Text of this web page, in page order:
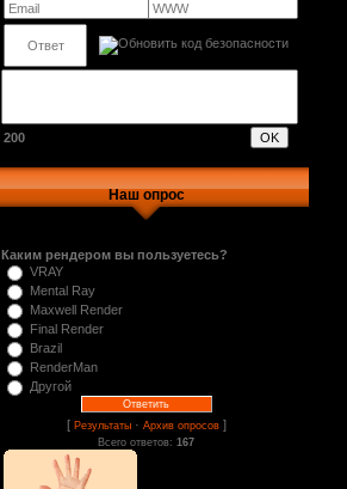
200
Наш опрос
Каким рендером вы пользуетесь?
VRAY
Mental Ray
Maxwell Render
Final Render
Brazil
RenderMan
Другой
[ Результаты· Архив опросов]
Всего ответов: 167